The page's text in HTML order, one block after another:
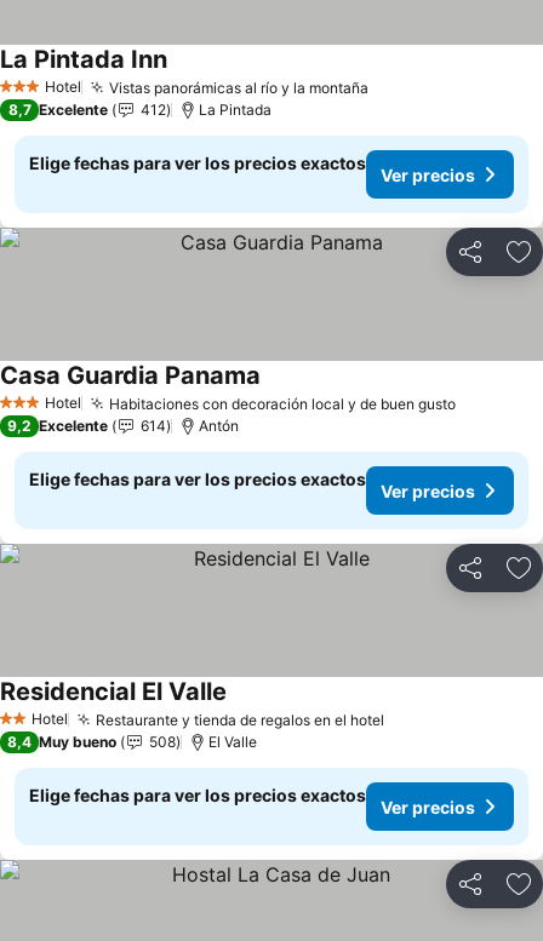
3 Estrellas
Hotel Vistas panorámicas al río y la montaña
La Pintada InnVer precios
8,7 Excelente 412 La Pintada
Elige fechas para ver los precios exactos
Ver precios
Compartir
3 Estrellas
Hotel Habitaciones con decoración local y de buen gustoVer
Casa Guardia Panama
9,2 Excelente 614 Antón
Elige fechas para ver los precios exactos
Ver precios
Compartir
2 Estrellas
Hotel Restaurante y tienda de regalos en el hotel
Residencial El Valle
8,4 Muy bueno 508 El Valle
Elige fechas para ver los precios exactos
Ver precios
Compartir